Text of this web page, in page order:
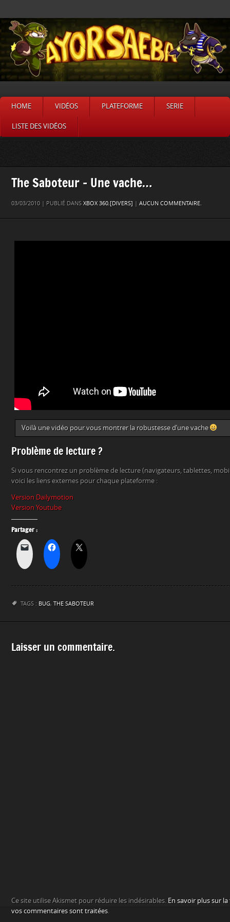
HOME VIDÉOS PLATEFORME SERIE
LISTE DES VIDÉOS
The Saboteur – Une vache…
03/03/2010 | PUBLIÉ DANS XBOX 360,[DIVERS] AUCUN COMMENTAIRE.
Voilà une vidéo pour vous montrer la robustesse d’une vache
Problème de lecture ?
Si vous rencontrez un problème de lecture (navigateurs, tablettes,
voici les liens externes pour chaque plateforme :
Version Dailymotion
Version Youtube
Partager :
TAGS : BUG, THE SABOTEUR
Laisser un commentaire.
Ce site utilise Akismet pour réduire les indésirables. En savoir plus sur
vos commentaires sont traitées.